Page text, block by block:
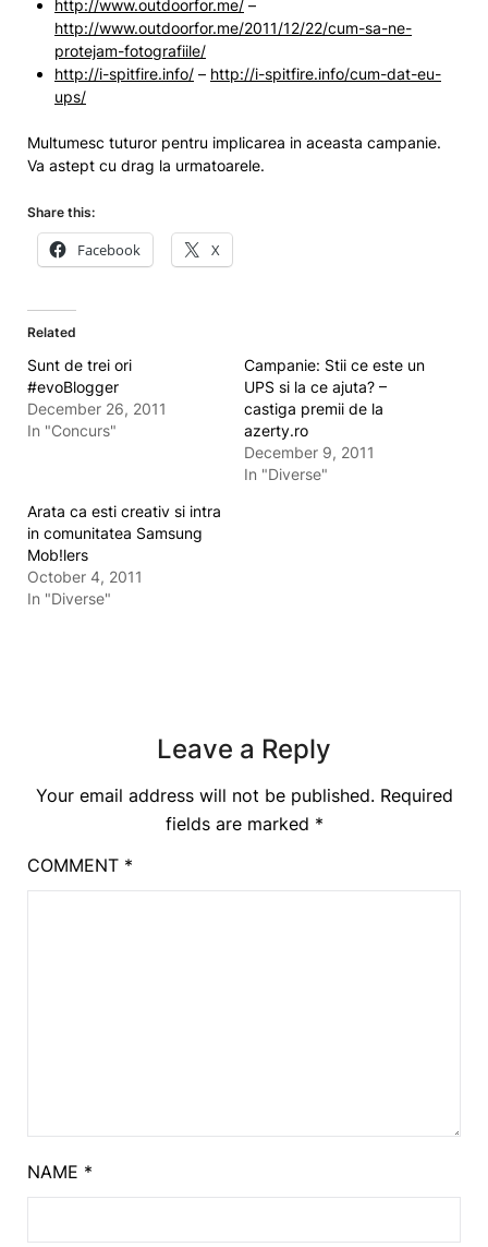
http://www.outdoorfor.me/ –
http://www.outdoorfor.me/2011/12/22/cum-sa-ne-
protejam-fotografiile/
http://i-spitfire.info/ – http://i-spitfire.info/cum-dat-eu-
ups/
Multumesc tuturor pentru implicarea in aceasta campanie.
Va astept cu drag la urmatoarele.
Share this:
Facebook X
Related
Sunt de trei ori
#evoBlogger
December 26, 2011
In "Concurs"
Campanie: Stii ce este un
UPS si la ce ajuta? –
castiga premii de la
azerty.ro
December 9, 2011
In "Diverse"
Arata ca esti creativ si intra
in comunitatea Samsung
Mob!lers
October 4, 2011
In "Diverse"
Leave a Reply
Your email address will not be published. Required
fields are marked *
COMMENT *
NAME *